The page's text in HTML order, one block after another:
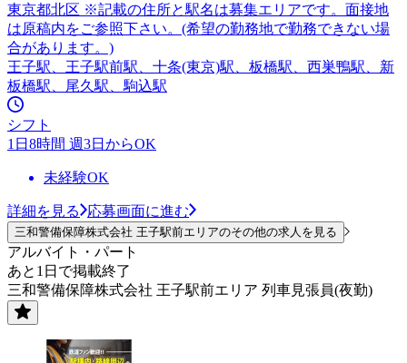
東京都北区 ※記載の住所と駅名は募集エリアです。面接地
は原稿内をご参照下さい。(希望の勤務地で勤務できない場
合があります。)
王子駅、王子駅前駅、十条(東京)駅、板橋駅、西巣鴨駅、新
板橋駅、尾久駅、駒込駅
シフト
1日8時間 週3日からOK
未経験OK
詳細を見る 応募画面に進む
三和警備保障株式会社 王子駅前エリアのその他の求人を見る
アルバイト・パート
あと1日で掲載終了
三和警備保障株式会社 王子駅前エリア 列車見張員(夜勤)